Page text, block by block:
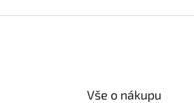
Vše o nákupu